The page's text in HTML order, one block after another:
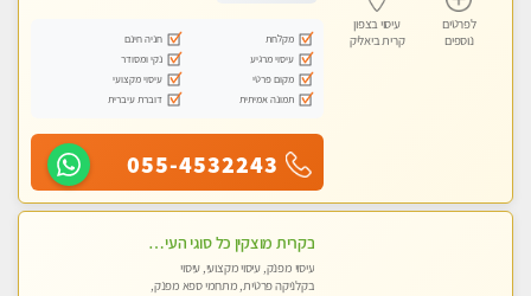
לפרטים
נוספים
עיסוי בצפון
קרית ביאליק
מקלחת
חניה חינם
עיסוי מרגיע
נקי ומסודר
מקום פרטי
עיסוי מקצועי
תמונה אמיתית
דוברת עיברית
055-4532243
בקרית מוצקין כל סוגי העיסויים מעסה מקצועית ואיכותית פרטי!!!
עיסוי מפנק, עיסוי מקצועי, עיסוי
בקלניקה פרטית, מתחמי ספא מפנק,